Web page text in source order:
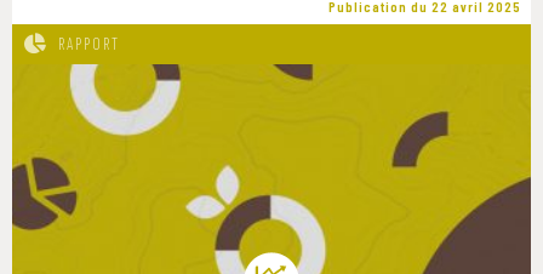
Publication du 22 avril 2025
RAPPORT